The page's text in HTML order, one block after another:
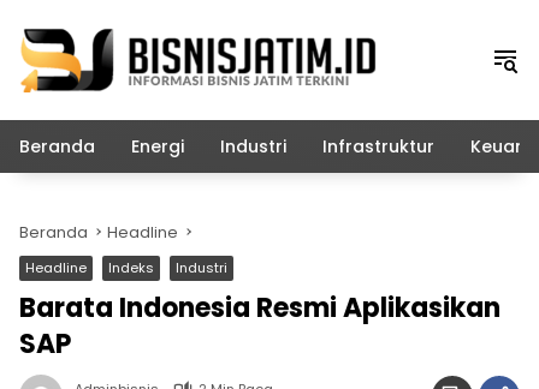
konten
Beranda Energi Industri Infrastruktur
Beranda Headline
Headline Indeks Industri
Barata Indonesia Resmi Aplikasikan
SAP